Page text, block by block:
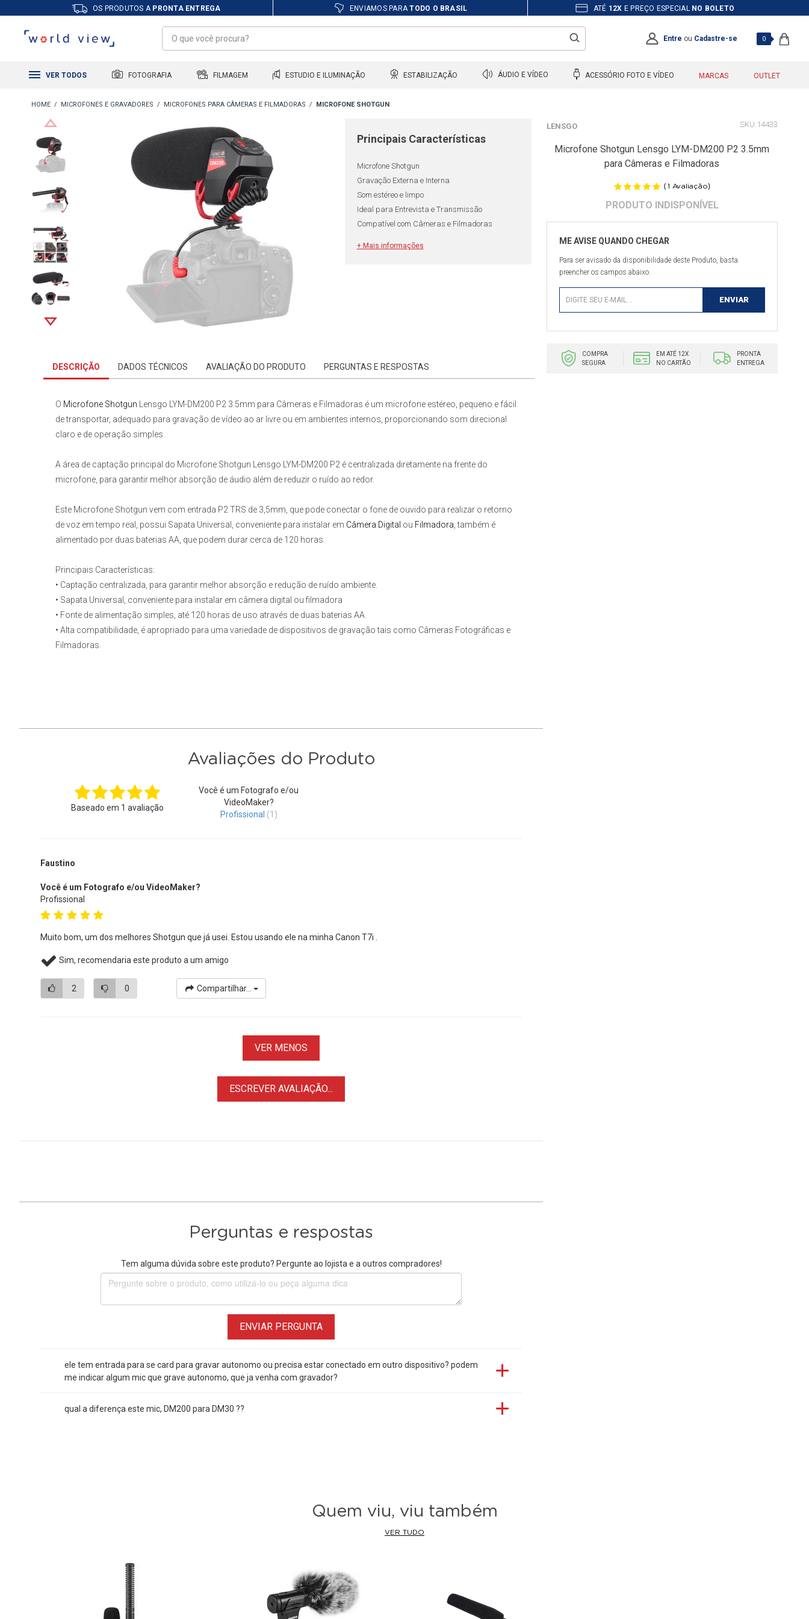
OS PRODUTOS A PRONTA ENTREGA ENVIAMOS PARATODO O BRASIL ATÉ 12X E PREÇO ESPECIAL NO BOLETO
Entre ou Cadastre-se 0
VER TODOS FOTOGRAFIA FILMAGEM ESTUDIO E ILUMINAÇÃO ESTABILIZAÇÃO ÁUDIO E VÍDEO ACESSÓRIO FOTO E VÍDEO MARCAS OUTLET
MICROFONES E GRAVADORES MICROFONES PARA CÂMERAS E FILMADORAS MICROFONE SHOTGUN
Principais Características
Microfone Shotgun
Gravação Externa e Interna
Som estéreo e limpo
Ideal para Entrevista e Transmissão
Compatível com Câmeras e Filmadoras
+ Mais informações
LENSGO 14433
Microfone Shotgun Lensgo LYM-DM200 P2 3.5mm
para Câmeras e Filmadoras
(1 Avaliação)
Para ser avisado da disponibilidade deste Produto, basta
preencher os campos abaixo.
COMPRA
SEGURA
EM ATÉ 12X
NO CARTÃO
PRONTA
ENTREGA
DESCRIÇÃO DADOS TÉCNICOS AVALIAÇÃO DO PRODUTO PERGUNTAS E RESPOSTAS
O Microfone Shotgun Lensgo LYM-DM200 P2 3.5mm para Câmeras e Filmadoras é um microfone estéreo, pequeno e fácil
de transportar, adequado para gravação de vídeo ao ar livre ou em ambientes internos, proporcionando som direcional
claro e de operação simples.
A área de captação principal do Microfone Shotgun Lensgo LYM-DM200 P2 é centralizada diretamente na frente do
microfone, para garantir melhor absorção de áudio além de reduzir o ruído ao redor.
Este Microfone Shotgun vem com entrada P2 TRS de 3,5mm , que pode conectar o fone de ouvido para realizar o retorno
de voz em tempo real, possui Sapata Universal , conveniente para instalar em Câmera Digital ou Filmadora , também é
alimentado por duas baterias AA, que podem durar cerca de 120 horas.
Principais Características:
• Captação centralizada, para garantir melhor absorção e redução de ruído ambiente.
• Sapata Universal, conveniente para instalar em câmera digital ou filmadora
• Fonte de alimentação simples, até 120 horas de uso através de duas baterias AA.
• Alta compatibilidade, é apropriado para uma variedade de dispositivos de gravação tais como Câmeras Fotográficas e
Filmadoras
Avaliações do Produto
Baseado em 1 avaliação
Você é um Fotografo e/ou
VideoMaker?
Profissional (1)
Faustino
Você é um Fotografo e/ou VideoMaker?
Profissional
Muito bom, um dos melhores Shotgun que já usei. Estou usando ele na minha Canon T7i .
Sim, recomendaria este produto a um amigo
2 0 Compartilhar...
VER MENOS
ESCREVER AVALIAÇÃO...
Perguntas e respostas
Tem alguma dúvida sobre este produto? Pergunte ao lojista e a outros compradores!
ENVIAR PERGUNTA
ele tem entrada para se card para gravar autonomo ou precisa estar conectado em outro dispositivo? podem
me indicar algum mic que grave autonomo, que ja venha com gravador?
qual a diferença este mic, DM200 para DM30 ??
Quem viu, viu também
VER TUDO